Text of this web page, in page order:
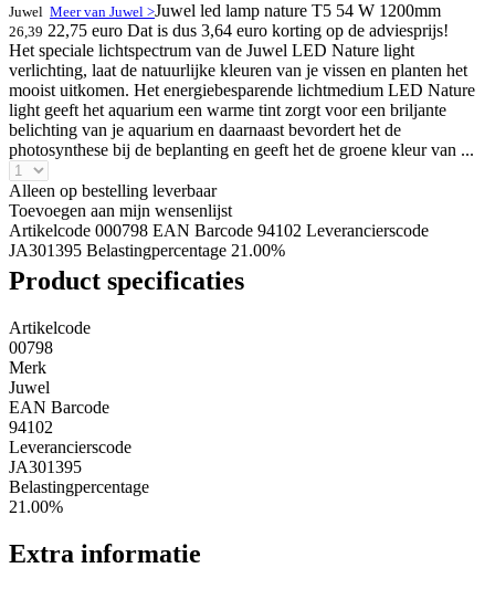
Juwel Meer van Juwel >Juwel led lamp nature T5 54 W 1200mm
26,39 22,75 euro Dat is dus 3,64 euro korting op de adviesprijs!
Het speciale lichtspectrum van de Juwel LED Nature light
verlichting, laat de natuurlijke kleuren van je vissen en planten het
mooist uitkomen. Het energiebesparende lichtmedium LED Nature
light geeft het aquarium een warme tint zorgt voor een briljante
belichting van je aquarium en daarnaast bevordert het de
photosynthese bij de beplanting en geeft het de groene kleur van ...
Alleen op bestelling leverbaar
Toevoegen aan mijn wensenlijst
Artikelcode 000798 EAN Barcode 94102 Leverancierscode
JA301395 Belastingpercentage 21.00%
Product specificaties
Artikelcode
00798
Merk
Juwel
EAN Barcode
94102
Leverancierscode
JA301395
Belastingpercentage
21.00%
Extra informatie